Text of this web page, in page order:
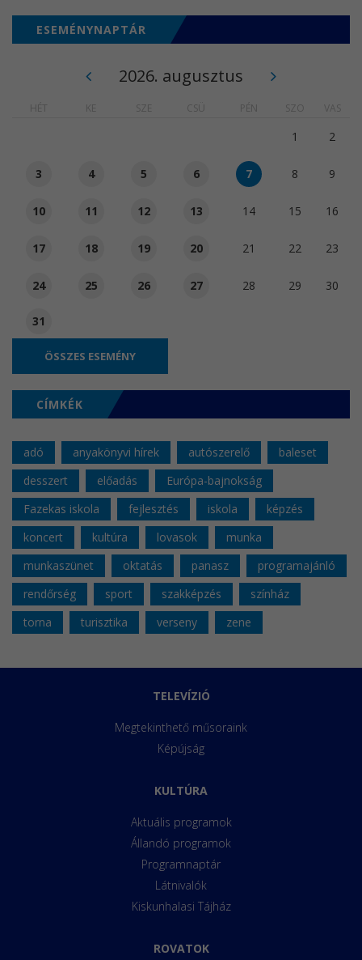
ESEMÉNYNAPTÁR
2026. augusztus
HÉT KE SZE CSÜ PÉN SZO VAS
1 2
3 4 5 6 7 8 9
10 11 12 13 14 15 16
17 18 19 20 21 22 23
24 25 26 27 28 29 30
31
ÖSSZES ESEMÉNY
CÍMKÉK
adó anyakönyvi hírek autószerelő
baleset
desszert
előadás
Európa-bajnokság
Fazekas iskola
fejlesztés iskola
képzés
koncert
kultúra lovasok
munka
munkaszünet
oktatás panasz
programajánló
rendőrség
sport szakképzés
színház
torna
turisztika verseny zene
TELEVÍZIÓ
Megtekinthető műsoraink
Képújság
KULTÚRA
Aktuális programok
Állandó programok
Programnaptár
Látnivalók
Kiskunhalasi Tájház
ROVATOK